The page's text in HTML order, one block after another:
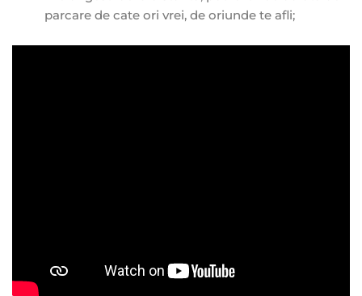
parcare de cate ori vrei, de oriunde te afli;